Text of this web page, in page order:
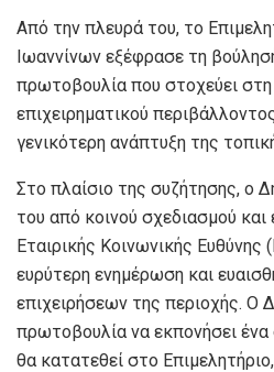
Από την πλευρά του, το
Ιωαννίνων εξέφρασε τη
πρωτοβουλία που στοχεύει
επιχειρηματικού
γενικότερη ανάπτυξη της
Στο πλαίσιο της συζήτησης, ο
του από κοινού σχεδιασμού και
Εταιρικής Κοινωνικής
ευρύτερη ενημέρωση και
επιχειρήσεων της περιοχής. Ο
πρωτοβουλία να εκπονήσει
θα κατατεθεί στο